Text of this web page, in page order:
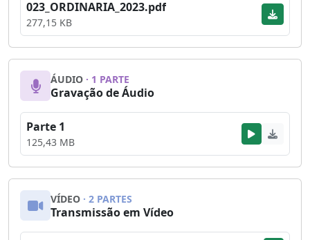
023_ORDINARIA_2023.pdf
277,15 KB
ÁUDIO · 1 PARTE
Gravação de Áudio
Parte 1
125,43 MB
VÍDEO · 2 PARTES
Transmissão em Vídeo